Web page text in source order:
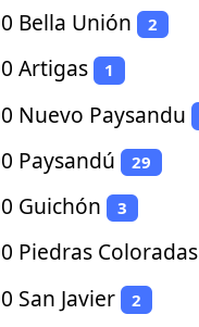
Bella Unión 2
Artigas 1
Nuevo Paysandu
Paysandú 29
Guichón 3
Piedras Coloradas
San Javier 2